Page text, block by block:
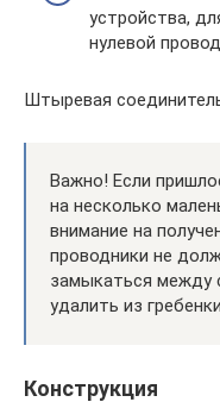
устройства,
нулевой
Штыревая
Важно! Если
на несколько
внимание на
проводники не
замыкаться между
удалить из
Конструкция